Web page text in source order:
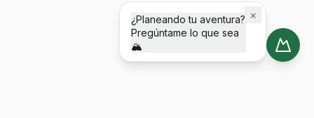
×
¿Planeando tu aventura?
Pregúntame lo que sea
🏔️